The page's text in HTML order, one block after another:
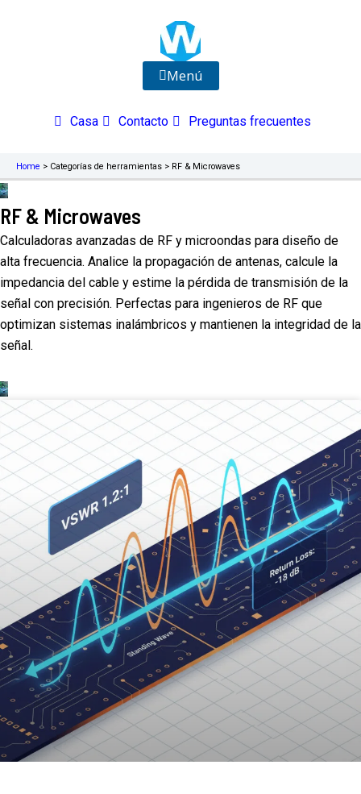
Menú
Casa Contacto Preguntas frecuentes
Home > Categorías de herramientas > RF & Microwaves
RF & Microwaves
Calculadoras avanzadas de RF y microondas para diseño de
alta frecuencia. Analice la propagación de antenas, calcule la
impedancia del cable y estime la pérdida de transmisión de la
señal con precisión. Perfectas para ingenieros de RF que
optimizan sistemas inalámbricos y mantienen la integridad de la
señal.